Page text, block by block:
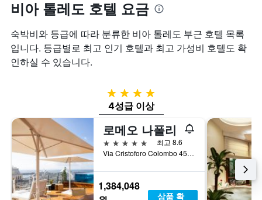
비아 톨레도 호텔 요금
숙박비와 등급에 따라 분류한 비아 톨레도 부근 호텔 목록
입니다. 등급별로 최고 인기 호텔과 최고 가성비 호텔도 확
인하실 수 있습니다.
4성급
4성급 이상
로메오 나폴리
5성급
최고 8.6
Via Cristoforo Colombo 45, 나폴리, 나폴리현, 이탈리아
1,384,048
상품 확